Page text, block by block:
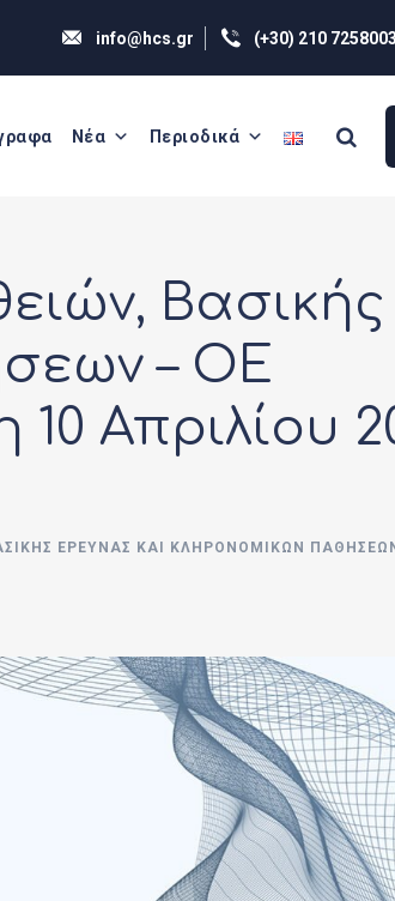
info@hcs.gr (+30) 210 7258003
Νέα Περιοδικά
Βασικής
– OE
Απριλίου
ΈΡΕΥΝΑΣ ΚΑΙ ΚΛΗΡΟΝΟΜΙΚΏΝ